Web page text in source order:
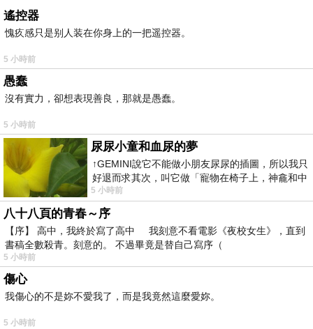
遙控器
愧疚感只是别人装在你身上的一把遥控器。
5 小時前
愚蠢
沒有實力，卻想表現善良，那就是愚蠢。
5 小時前
尿尿小童和血尿的夢
↑GEMINI說它不能做小朋友尿尿的插圖，所以我只
好退而求其次，叫它做「寵物在椅子上，神龕和中
年人臉孔」的畫了。 六月底
5 小時前
八十八頁的青春～序
【序】 高中，我終於寫了高中 我刻意不看電影《夜校女生》，直到
書稿全數殺青。刻意的。 不過畢竟是替自己寫序（
5 小時前
傷心
我傷心的不是妳不愛我了，而是我竟然這麼愛妳。
5 小時前